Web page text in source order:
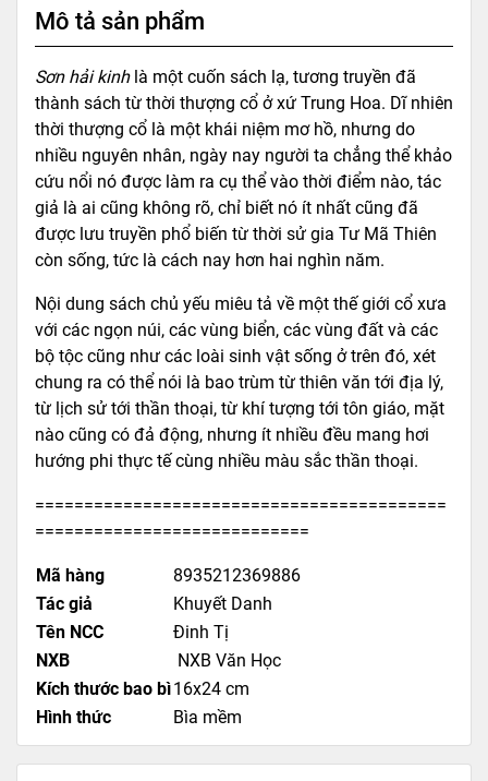
Mô tả sản phẩm
Sơn hải kinh là một cuốn sách lạ, tương truyền đã
thành sách từ thời thượng cổ ở xứ Trung Hoa. Dĩ nhiên
thời thượng cổ là một khái niệm mơ hồ, nhưng do
nhiều nguyên nhân, ngày nay người ta chẳng thể khảo
cứu nổi nó được làm ra cụ thể vào thời điểm nào, tác
giả là ai cũng không rõ, chỉ biết nó ít nhất cũng đã
được lưu truyền phổ biến từ thời sử gia Tư Mã Thiên
còn sống, tức là cách nay hơn hai nghìn năm.
Nội dung sách chủ yếu miêu tả về một thế giới cổ xưa
với các ngọn núi, các vùng biển, các vùng đất và các
bộ tộc cũng như các loài sinh vật sống ở trên đó, xét
chung ra có thể nói là bao trùm từ thiên văn tới địa lý,
từ lịch sử tới thần thoại, từ khí tượng tới tôn giáo, mặt
nào cũng có đả động, nhưng ít nhiều đều mang hơi
hướng phi thực tế cùng nhiều màu sắc thần thoại.
==========================================
============================
Mã hàng
8935212369886
Tác giả
Khuyết Danh
Tên NCC
Đinh Tị
NXB
NXB Văn Học
Kích thước bao bì16x24 cm
Hình thức
Bìa mềm